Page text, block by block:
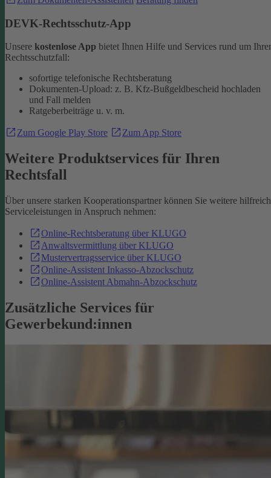
DEVK-Rechtsschutz-App
Unsere kostenlose App bietet Ihnen Hilfe und Services rund um
Rechtsschutzfall:
sofortige telefonische Rechtsberatung
Dokumenten-Upload: z. B. Kfz-Bußgeldbescheid hochladen
und Fall melden
Ratgeberbeiträge u. v. m.
Zum Google Play Store Zum App Store
Weitere Produktservices für Ihren
Rechtsfall
Über unsere starken Kooperationspartner können Sie weitere
Serviceleistungen in Anspruch nehmen:
Online-Rechtsberatung über KLUGO
Anwaltsvermittlung über KLUGO
Mustervertragsservice über KLUGO
Online-Assistent Inkasso-Abzockschutz
Online-Assistent Abmahn-Abzockschutz
Zusätzliche Services für
Gewerbekund:innen